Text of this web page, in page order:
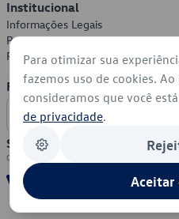
Institucional
Informações Legais
Política de Privacidade
Política de Cookies
Formas de Pagamento
Segurança
Para otimizar sua
fazemos uso de cookies.
consideramos que você
de privacidade.
Aceitar